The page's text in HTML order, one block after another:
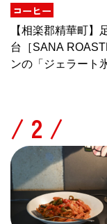
コーヒー
【相楽郡精華町
台［SANA
ンの「ジェラート
/